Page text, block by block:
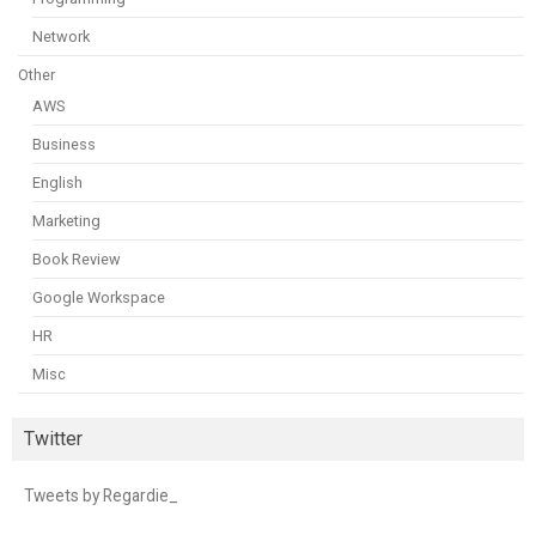
Network
Other
AWS
Business
English
Marketing
Book Review
Google Workspace
HR
Misc
Twitter
Tweets by Regardie_